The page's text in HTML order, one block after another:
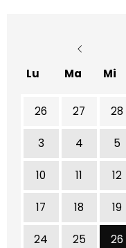
Lu
Ma Mi
26 27 28
3 4 5
10 11 12
17 18 19
24 25 26